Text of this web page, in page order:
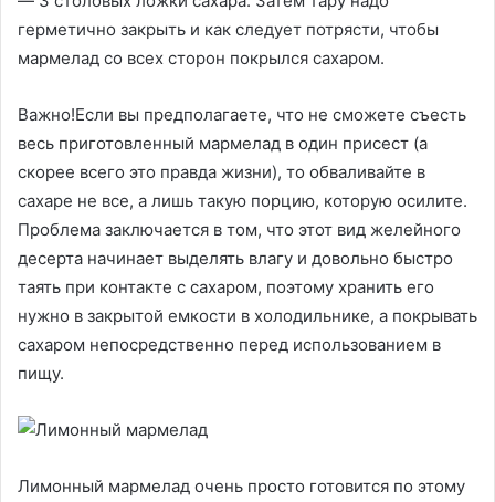
герметично закрыть и как следует потрясти, чтобы
мармелад со всех сторон покрылся сахаром.
Важно!Если вы предполагаете, что не сможете съесть
весь приготовленный мармелад в один присест (а
скорее всего это правда жизни), то обваливайте в
сахаре не все, а лишь такую порцию, которую осилите.
Проблема заключается в том, что этот вид желейного
десерта начинает выделять влагу и довольно быстро
таять при контакте с сахаром, поэтому хранить его
нужно в закрытой емкости в холодильнике, а покрывать
сахаром непосредственно перед использованием в
пищу.
Лимонный мармелад очень просто готовится по этому